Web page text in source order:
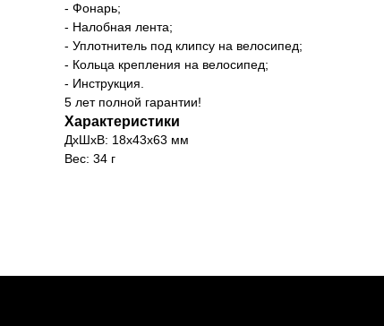
- Фонарь;
- Налобная лента;
- Уплотнитель под клипсу на велосипед;
- Кольца крепления на велосипед;
- Инструкция.
5 лет полной гарантии!
Характеристики
ДxШxВ: 18x43x63 мм
Вес: 34 г